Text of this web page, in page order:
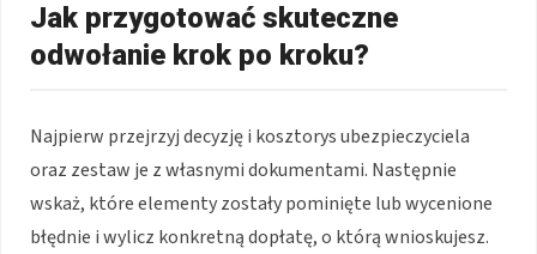
Jak przygotować skuteczne
odwołanie krok po kroku?
Najpierw przejrzyj decyzję i kosztorys ubezpieczyciela
oraz zestaw je z własnymi dokumentami. Następnie
wskaż, które elementy zostały pominięte lub wycenione
błędnie i wylicz konkretną dopłatę, o którą wnioskujesz.